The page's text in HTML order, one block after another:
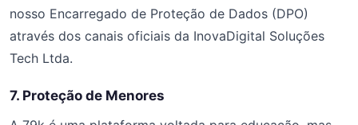
nosso Encarregado de Proteção de Dados (DPO)
através dos canais oficiais da InovaDigital Soluções
Tech Ltda.
7. Proteção de Menores